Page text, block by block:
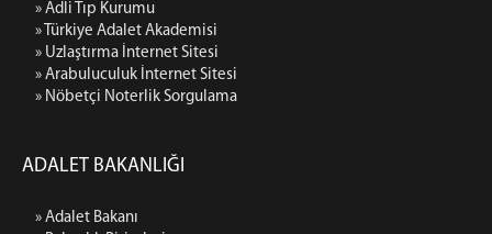
» Adli Tıp Kurumu
» Türkiye Adalet Akademisi
» Uzlaştırma İnternet Sitesi
» Arabuluculuk İnternet Sitesi
» Nöbetçi Noterlik Sorgulama
ADALET BAKANLIĞI
» Adalet Bakanı